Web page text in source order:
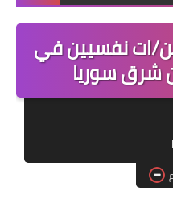
القائمة
مناقصات
فرص عمل داخل سوريا
فرص عمل في العراق
فرص عمل في اليمن
ات نفسيين في
شرق سوريا